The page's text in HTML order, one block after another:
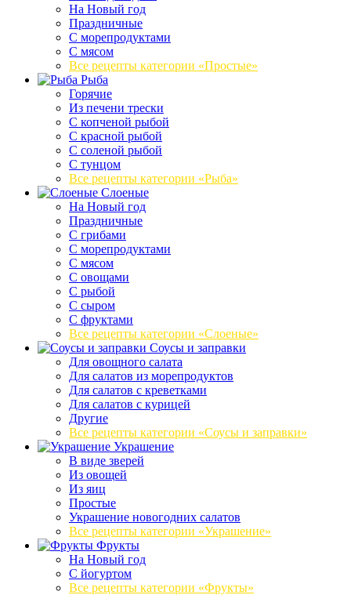
На Новый год
Праздничные
С морепродуктами
С мясом
Все рецепты категории «Простые»
Рыба
Горячие
Из печени трески
С копченой рыбой
С красной рыбой
С соленой рыбой
С тунцом
Все рецепты категории «Рыба»
Слоеные
На Новый год
Праздничные
С грибами
С морепродуктами
С мясом
С овощами
С рыбой
С сыром
С фруктами
Все рецепты категории «Слоеные»
Соусы и заправки
Для овощного салата
Для салатов из морепродуктов
Для салатов с креветками
Для салатов с курицей
Другие
Все рецепты категории «Соусы и заправки»
Украшение
В виде зверей
Из овощей
Из яиц
Простые
Украшение новогодних салатов
Все рецепты категории «Украшение»
Фрукты
На Новый год
С йогуртом
Все рецепты категории «Фрукты»